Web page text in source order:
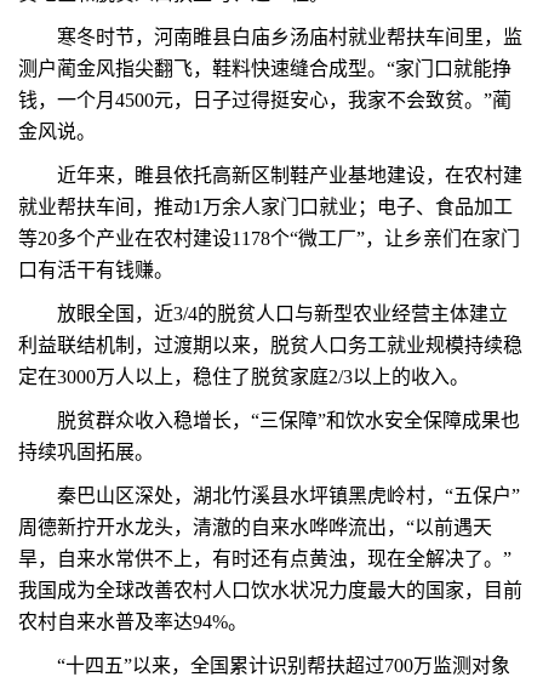
寒冬时节，河南睢县白庙乡汤庙村就业帮扶车间里，监
测户蔺金风指尖翻飞，鞋料快速缝合成型。“家门口就能挣
钱，一个月4500元，日子过得挺安心，我家不会致贫。”蔺
金风说。
近年来，睢县依托高新区制鞋产业基地建设，在农村建
就业帮扶车间，推动1万余人家门口就业；电子、食品加工
等20多个产业在农村建设1178个“微工厂”，让乡亲们在家门
口有活干有钱赚。
放眼全国，近3/4的脱贫人口与新型农业经营主体建立
利益联结机制，过渡期以来，脱贫人口务工就业规模持续稳
定在3000万人以上，稳住了脱贫家庭2/3以上的收入。
脱贫群众收入稳增长，“三保障”和饮水安全保障成果也
持续巩固拓展。
秦巴山区深处，湖北竹溪县水坪镇黑虎岭村，“五保户”
周德新拧开水龙头，清澈的自来水哗哗流出，“以前遇天
旱，自来水常供不上，有时还有点黄浊，现在全解决了。”
我国成为全球改善农村人口饮水状况力度最大的国家，目前
农村自来水普及率达94%。
“十四五”以来，全国累计识别帮扶超过700万监测对象